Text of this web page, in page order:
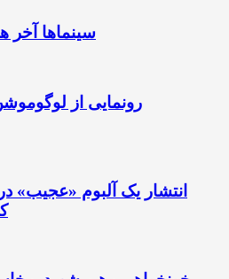
سینماها
رونمایی از
انتشار یک آلبوم «عجیب»